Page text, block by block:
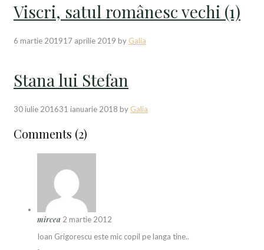
Viscri, satul românesc vechi (1)
6 martie 201917 aprilie 2019 by Galia
Stana lui Stefan
30 iulie 201631 ianuarie 2018 by Galia
Comments (2)
mircea 2 martie 2012
Ioan Grigorescu este mic copil pe langa tine..